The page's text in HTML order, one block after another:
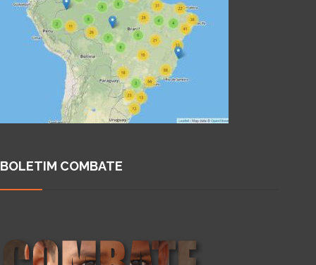
BOLETIM COMBATE